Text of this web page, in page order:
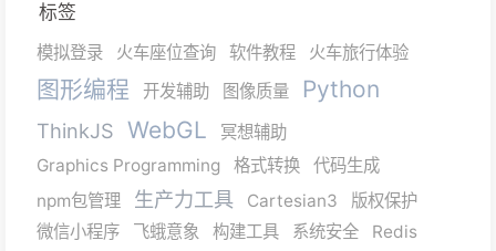
标签
模拟登录 火车座位查询 软件教程 火车旅行体验
图形编程 开发辅助 图像质量 Python
ThinkJS WebGL
冥想辅助
Graphics Programming
格式转换
代码生成
npm包管理
生产力工具 Cartesian3
版权保护
微信小程序
飞蛾意象 构建工具 系统安全
Redis